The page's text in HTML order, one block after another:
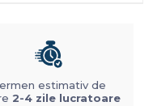
estimativ de
2-4 zile lucratoare